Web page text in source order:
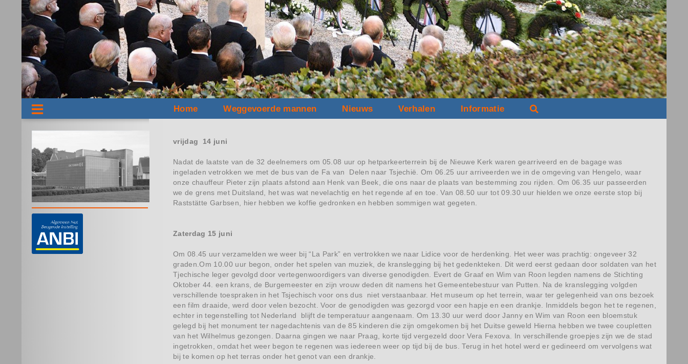
Home Weggevoerde mannen Nieuws Verhalen Informatie
vrijdag 14 juni
Nadat de laatste van de 32 deelnemers om 05.08 uur op hetparkeerterrein bij de Nieuwe Kerk waren gearriveerd en de bagage was
ingeladen vetrokken we met de bus van de Fa van Delen naar Tsjechië. Om 06.25 uur arriveerden we in de omgeving van Hengelo, waar
onze chauffeur Pieter zijn plaats afstond aan Henk van Beek, die ons naar de plaats van bestemming zou rijden. Om 06.35 uur passeerden
we de grens met Duitsland, het was wat nevelachtig en het regende af en toe. Van 08.50 uur tot 09.30 uur hielden we onze eerste stop bij
Raststätte Garbsen, hier hebben we koffie gedronken en hebben sommigen wat gegeten.
Zaterdag 15 juni
Om 08.45 uur verzamelden we weer bij “La Park” en vertrokken we naar Lidice voor de herdenking. Het weer was prachtig: ongeveer 32
graden.Om 10.00 uur begon, onder het spelen van muziek, de kranslegging bij het gedenkteken. Dit werd eerst gedaan door soldaten van het
Tjechische leger gevolgd door vertegenwoordigers van diverse genodigden. Evert de Graaf en Wim van Roon legden namens de Stichting
Oktober 44. een krans, de Burgemeester en zijn vrouw deden dit namens het Gemeentebestuur van Putten. Na de kranslegging volgden
verschillende toespraken in het Tsjechisch voor ons dus niet verstaanbaar. Het museum op het terrein, waar ter gelegenheid van ons bezoek
een film draaide, werd door velen bezocht. Voor de genodigden was gezorgd voor een hapje en een drankje. Inmiddels begon het te regenen,
echter in tegenstelling tot Nederland blijft de temperatuur aangenaam. Om 13.30 uur werd door Janny en Wim van Roon een bloemstuk
gelegd bij het monument ter nagedachtenis van de 85 kinderen die zijn omgekomen bij het Duitse geweld Hierna hebben we twee coupletten
van het Wilhelmus gezongen. Daarna gingen we naar Praag, korte tijd vergezeld door Vera Fexova. In verschillende groepjes zijn we de stad
ingetrokken, omdat het weer begon te regenen was iedereen weer op tijd bij de bus. Terug in het hotel werd er gedineerd om vervolgens wat
bij te komen op het terras onder het genot van een drankje.